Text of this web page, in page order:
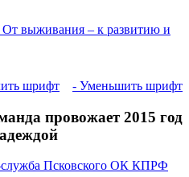
шрифт - Уменьшить шрифт
провожает 2015 год
служба Псковского ОК КПРФ